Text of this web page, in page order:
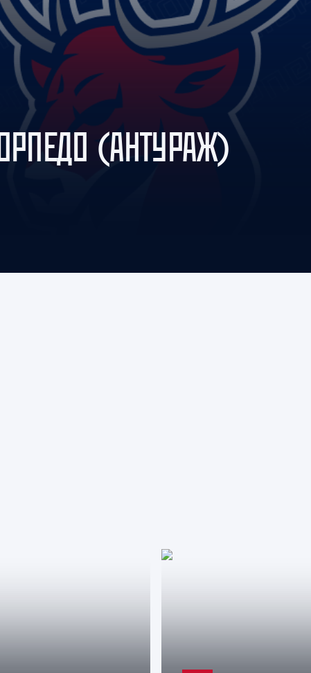
Амур
Барыс
Салават Юлаев
Сибирь
(АНТУРАЖ)